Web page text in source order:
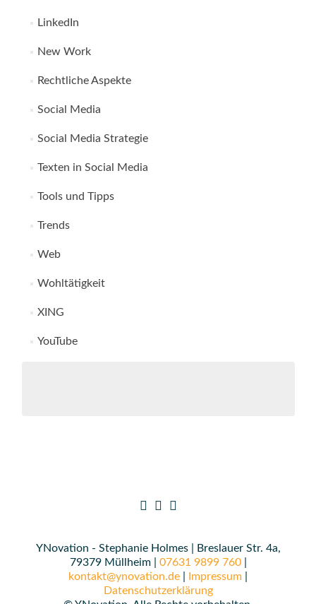
LinkedIn
New Work
Rechtliche Aspekte
Social Media
Social Media Strategie
Texten in Social Media
Tools und Tipps
Trends
Web
Wohltätigkeit
XING
YouTube
YNovation - Stephanie Holmes | Breslauer Str. 4a,
79379 Müllheim | 07631 9899 760|
kontakt@ynovation.de
Impressum
Datenschutzerklärung